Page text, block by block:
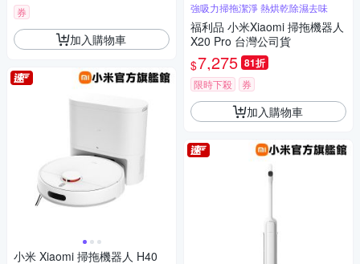
券
加入購物車
小米 Xiaomi 掃拖機器人 H40
強吸力掃拖潔淨 熱烘乾除濕去味
福利品 小米Xiaomi 掃拖機器人
X20 Pro 台灣公司貨
$7,275 81折
限時下殺 券
加入購物車